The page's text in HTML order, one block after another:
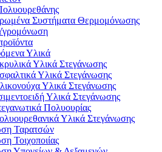
Συστήματα Θερμομόνωσης
Υλικά
Υλικά Στεγάνωσης
Υλικά Στεγάνωσης
Υλικά Στεγάνωσης
Υλικά Στεγάνωσης
Πολυουρίας
Υλικά Στεγάνωσης
Ταρατσών
Τοιχοποιίας